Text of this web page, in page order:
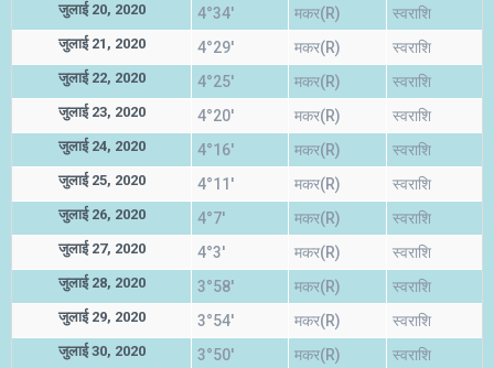
जुलाई 20, 2020 4°34' मकर(R) स्वराशि
जुलाई 21, 2020 4°29' मकर(R) स्वराशि
जुलाई 22, 2020 4°25' मकर(R) स्वराशि
जुलाई 23, 2020 4°20' मकर(R) स्वराशि
जुलाई 24, 2020 4°16' मकर(R) स्वराशि
जुलाई 25, 2020 4°11' मकर(R) स्वराशि
जुलाई 26, 2020 4°7' मकर(R) स्वराशि
जुलाई 27, 2020 4°3' मकर(R) स्वराशि
जुलाई 28, 2020 3°58' मकर(R) स्वराशि
जुलाई 29, 2020 3°54' मकर(R) स्वराशि
जुलाई 30, 2020 3°50' मकर(R) स्वराशि